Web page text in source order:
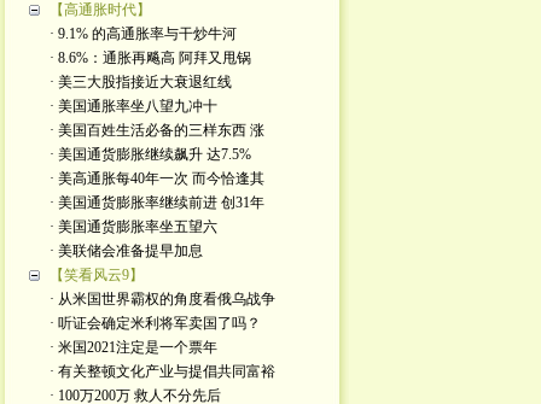
【高通胀时代】
· 9.1% 的高通胀率与干炒牛河
· 8.6%：通胀再飚高 阿拜又甩锅
· 美三大股指接近大衰退红线
· 美国通胀率坐八望九冲十
· 美国百姓生活必备的三样东西 涨
· 美国通货膨胀继续飙升 达7.5%
· 美高通胀每40年一次 而今恰逢其
· 美国通货膨胀率继续前进 创31年
· 美国通货膨胀率坐五望六
· 美联储会准备提早加息
【笑看风云9】
· 从米国世界霸权的角度看俄乌战争
· 听证会确定米利将军卖国了吗？
· 米国2021注定是一个票年
· 有关整顿文化产业与提倡共同富裕
· 100万200万 救人不分先后